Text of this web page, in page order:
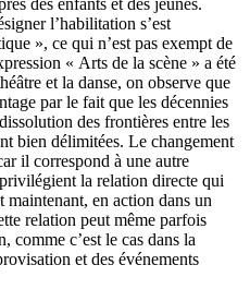
l’habilitation s’est
», ce qui n’est pas exempt de
« Arts de la scène » a été
et la danse, on observe que
par le fait que les décennies
des frontières entre les
bien délimitées. Le changement
il correspond à une autre
la relation directe qui
maintenant, en action dans un
relation peut même parfois
comme c’est le cas dans la
et des événements